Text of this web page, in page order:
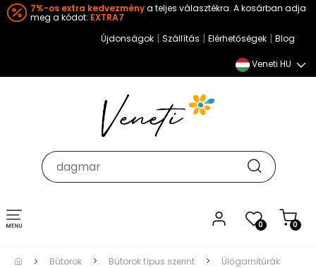
7%-os extra kedvezménya teljes választékra. A kosárban adja
meg a kódot: EXTRA7
Újdonságok | Szállítás | Elérhetőségek | Blog
Veneti HU
0 0
Toggle
navigation
Bútorok Bútorok típus szerint
Ülőgarnitúrák